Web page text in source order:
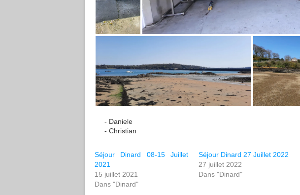
Daniele
Christian
Séjour Dinard 08-15 Juillet
2021
15 juillet 2021
Dans "Dinard"
Séjour Dinard 27 Juillet 2022
27 juillet 2022
Dans "Dinard"